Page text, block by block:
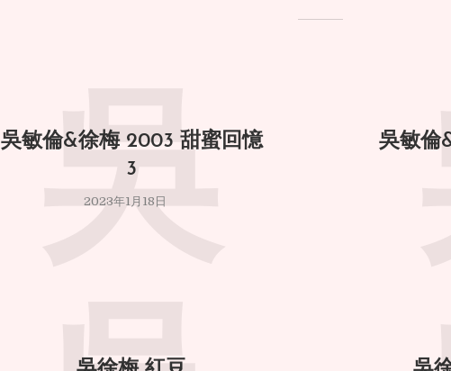
吳敏倫&徐梅 2003 甜蜜回憶
3
2023年1月18日
吳
吳敏倫